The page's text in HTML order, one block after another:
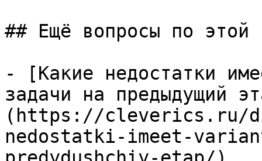
## Ещё вопросы по этой
- [Какие недостатки
задачи на предыдущий
(https://cleverics.ru/
nedostatki-imeet-